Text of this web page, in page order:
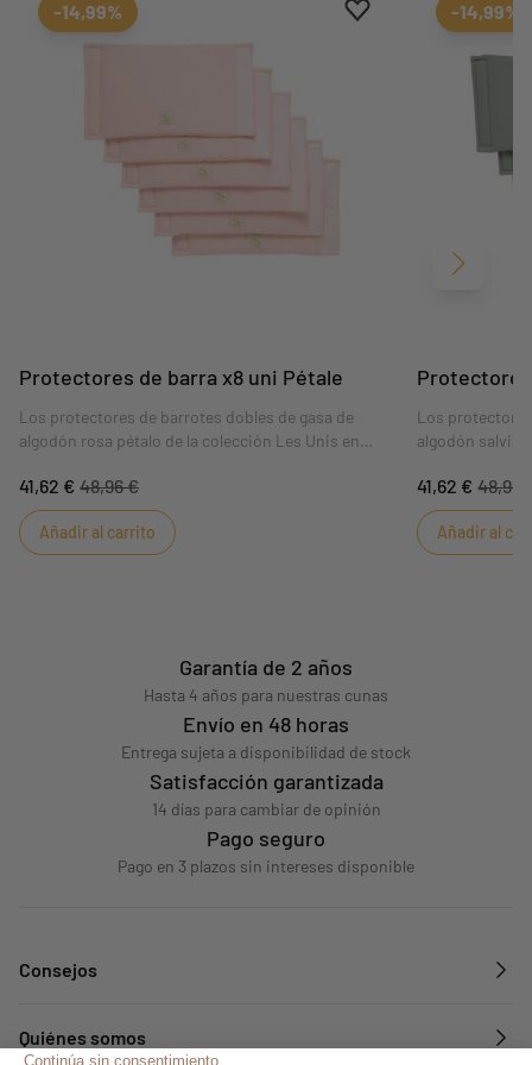
Aggiungi ai preferiti
borrar favoritos
-14,99%
Protectores de barra x8 uni Pétale
Los protectores de barrotes dobles de gasa de
algodón rosa pétalo de la colección Les Unis en
los barrotes redondos o planos de todas las cunas y
parques. Colócalos en los barrotes cerca de la
cabeza del bebé para protegerle.
41,62 € 48,96 €
Añadir al carrito
-14,99%
Los
algodón salvia
barrotes
parques.
cabeza del
lengüetas de
41,62 € 48,96
Añadir al
Garantía de 2 años
Hasta 4 años para nuestras cunas
Envío en 48 horas
Entrega sujeta a disponibilidad de stock
Satisfacción garantizada
14 días para cambiar de opinión
Pago seguro
Pago en 3 plazos sin intereses disponible
Consejos
Quiénes somos